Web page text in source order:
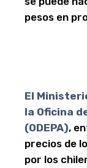
pesos en
El
la Oficina
(ODEPA),
precios de
por los